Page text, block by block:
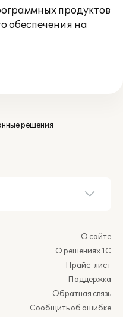
продуктов
обеспечения на
решения
О сайте
О решениях 1С
Прайс-лист
Поддержка
Обратная связь
Сообщить об ошибке